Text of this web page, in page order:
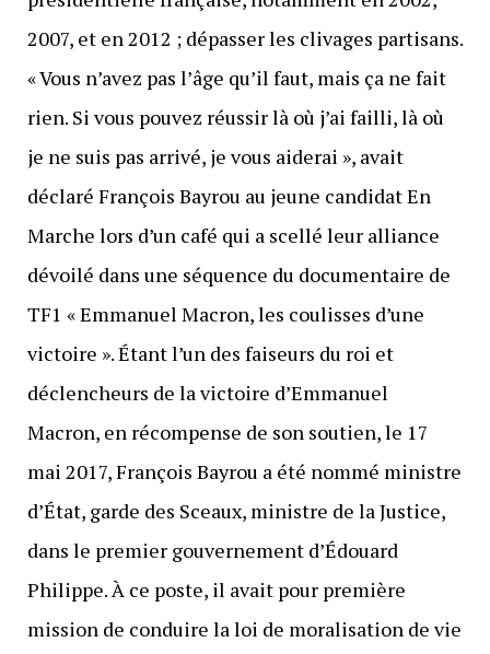
2007, et en 2012 ; dépasser les clivages partisans.
« Vous n’avez pas l’âge qu’il faut, mais ça ne fait
rien. Si vous pouvez réussir là où j’ai failli, là où
je ne suis pas arrivé, je vous aiderai », avait
déclaré François Bayrou au jeune candidat En
Marche lors d’un café qui a scellé leur alliance
dévoilé dans une séquence du documentaire de
TF1 « Emmanuel Macron, les coulisses d’une
victoire ». Étant l’un des faiseurs du roi et
déclencheurs de la victoire d’Emmanuel
Macron, en récompense de son soutien, le 17
mai 2017, François Bayrou a été nommé ministre
d’État, garde des Sceaux, ministre de la Justice,
dans le premier gouvernement d’Édouard
Philippe. À ce poste, il avait pour première
mission de conduire la loi de moralisation de vie